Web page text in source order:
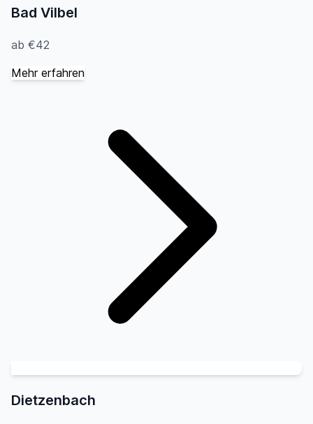
Bad Vilbel
ab €42
Mehr erfahren
Dietzenbach